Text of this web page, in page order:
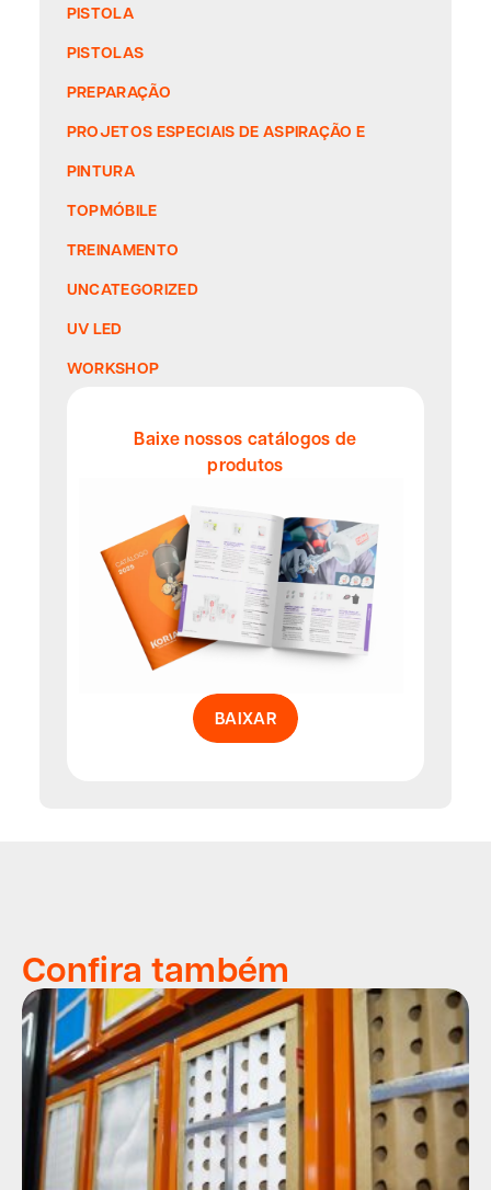
PISTOLA
PISTOLAS
PREPARAÇÃO
PROJETOS ESPECIAIS DE ASPIRAÇÃO E
PINTURA
TOPMÓBILE
TREINAMENTO
UNCATEGORIZED
UV LED
WORKSHOP
Baixe nossos catálogos de
produtos
BAIXAR
Confira também